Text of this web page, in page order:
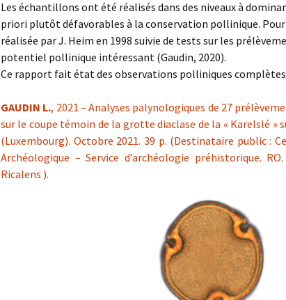
Les échantillons ont été réalisés dans des niveaux à
priori plutôt défavorables à la conservation pollinique.
réalisée par J. Heim en 1998 suivie de tests sur les
potentiel pollinique intéressant (Gaudin, 2020).
Ce rapport fait état des observations polliniques
GAUDIN L., 2021 – Analyses palynologiques de 27
sur le coupe témoin de la grotte diaclase de la « Karelslé »
(Luxembourg). Octobre 2021. 39 p. (Destinataire public :
Archéologique – Service d’archéologie préhistorique.
Ricalens ).